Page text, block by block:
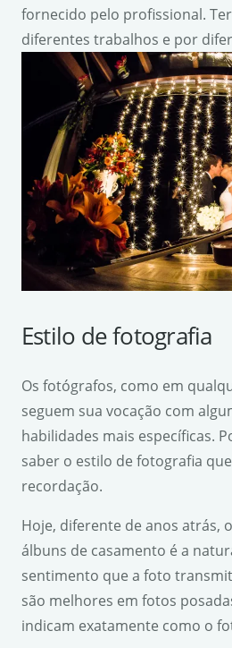
fornecido pelo profissional.
diferentes trabalhos e por
Estilo de fotografia
Os fotógrafos, como em
seguem sua vocação com
habilidades mais específicas.
saber o estilo de fotografia
recordação.
Hoje, diferente de anos atrás,
álbuns de casamento é a
sentimento que a foto
são melhores em fotos
indicam exatamente como o